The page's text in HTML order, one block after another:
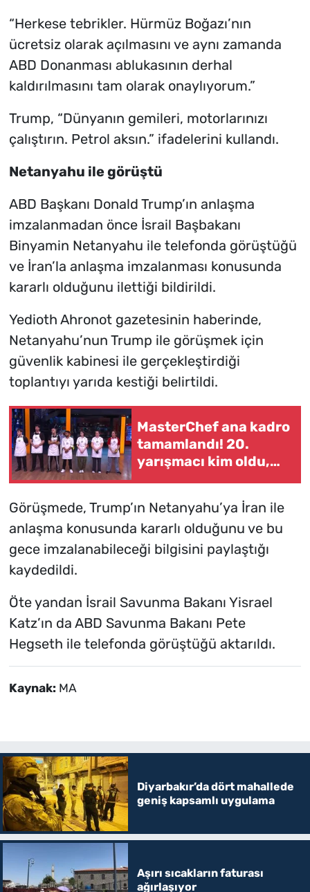
“Herkese tebrikler. Hürmüz Boğazı’nın
ücretsiz olarak açılmasını ve aynı zamanda
ABD Donanması ablukasının derhal
kaldırılmasını tam olarak onaylıyorum.”
Trump, “Dünyanın gemileri, motorlarınızı
çalıştırın. Petrol aksın.” ifadelerini kullandı.
Netanyahu ile görüştü
ABD Başkanı Donald Trump’ın anlaşma
imzalanmadan önce İsrail Başbakanı
Binyamin Netanyahu ile telefonda görüştüğü
ve İran’la anlaşma imzalanması konusunda
kararlı olduğunu ilettiği bildirildi.
Yedioth Ahronot gazetesinin haberinde,
Netanyahu’nun Trump ile görüşmek için
güvenlik kabinesi ile gerçekleştirdiği
toplantıyı yarıda kestiği belirtildi.
MasterChef ana kadro
tamamlandı! 20.
yarışmacı kim oldu,
Görüşmede, Trump’ın Netanyahu’ya İran ile
anlaşma konusunda kararlı olduğunu ve bu
gece imzalanabileceği bilgisini paylaştığı
kaydedildi.
Öte yandan İsrail Savunma Bakanı Yisrael
Katz’ın da ABD Savunma Bakanı Pete
Hegseth ile telefonda görüştüğü aktarıldı.
Kaynak: MA
Diyarbakır’da dört mahallede
geniş kapsamlı uygulama
Aşırı sıcakların faturası
ağırlaşıyor